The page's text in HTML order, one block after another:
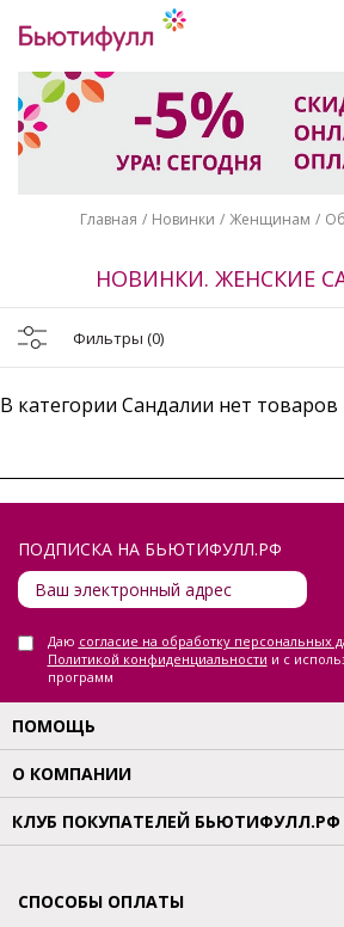
Главная Новинки Женщинам
НОВИНКИ. ЖЕНСКИЕ
Фильтры (0)
В категории Сандалии нет товаров
ПОДПИСКА НА БЬЮТИФУЛЛ.РФ
Даю согласие на обработку персональных
Политикой конфиденциальности и с
программ
ПОМОЩЬ
О КОМПАНИИ
КЛУБ ПОКУПАТЕЛЕЙ БЬЮТИФУЛЛ.РФ
СПОСОБЫ ОПЛАТЫ